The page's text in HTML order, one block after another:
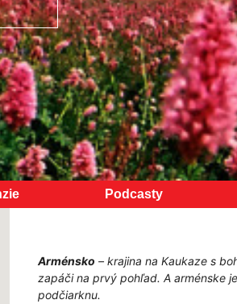
Podcasty
Arménsko – krajina na Kaukaze s
zapáči na prvý pohľad. A arménske
podčiarknu.